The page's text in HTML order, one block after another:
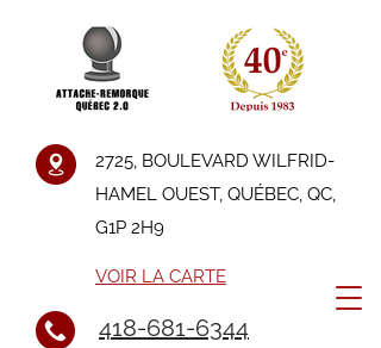
2725, BOULEVARD WILFRID-
HAMEL OUEST, QUÉBEC, QC,
G1P 2H9
VOIR LA CARTE
418-681-6344